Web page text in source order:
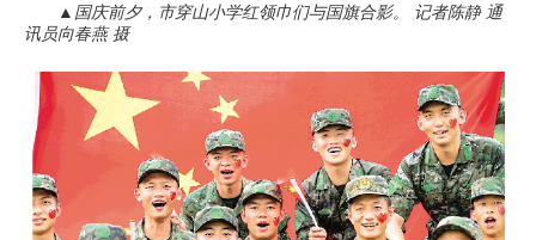
▲国庆前夕，市穿山小学红领巾们与国旗合影。 记者陈静 通
讯员向春燕 摄